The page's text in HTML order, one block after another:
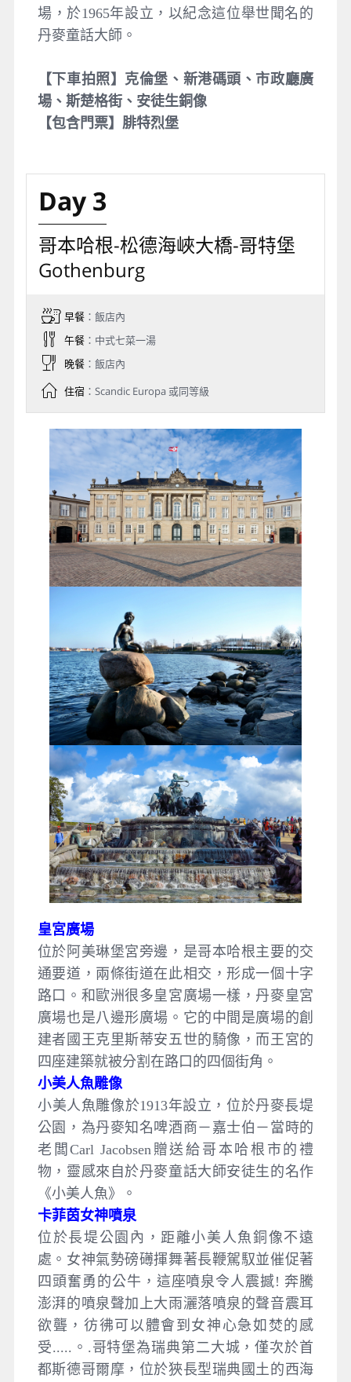
場，於1965年設立，以紀念這位舉世聞名的
丹麥童話大師。
【下車拍照】克倫堡、新港碼頭、市政廳廣
場、斯楚格街、安徒生銅像
【包含門票】 腓特烈堡
Day 3
哥本哈根-松德海峽大橋-哥特堡
Gothenburg
早餐：飯店內
午餐：中式七菜一湯
晚餐：飯店內
住宿：Scandic Europa 或同等級
皇宮廣場
位於阿美琳堡宮旁邊，是哥本哈根主要的交
通要道，兩條街道在此相交，形成一個十字
路口。和歐洲很多皇宮廣場一樣，丹麥皇宮
廣場也是八邊形廣場。它的中間是廣場的創
建者國王克里斯蒂安五世的騎像，而王宮的
四座建築就被分割在路口的四個街角。
小美人魚雕像
小美人魚雕像於1913年設立，位於丹麥長堤
公園，為丹麥知名啤酒商－嘉士伯－當時的
老闆Carl Jacobsen贈送給哥本哈根市的禮
物，靈感來自於丹麥童話大師安徒生的名作
《小美人魚》。
卡菲茵女神噴泉
位於長堤公園內，距離小美人魚銅像不遠
處。女神氣勢磅礡揮舞著長鞭駕馭並催促著
四頭奮勇的公牛，這座噴泉令人震撼! 奔騰
澎湃的噴泉聲加上大雨灑落噴泉的聲音震耳
欲聾，彷彿可以體會到女神心急如焚的感
受.....。.哥特堡為瑞典第二大城，僅次於首
都斯德哥爾摩，位於狹長型瑞典國土的西海